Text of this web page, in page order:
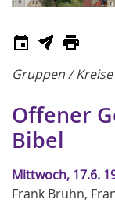
Gruppen / Kreise
Offener
Bibel
Mittwoch, 17.6.
Frank Bruhn,